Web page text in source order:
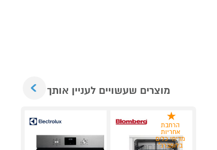
מוצרים שעשויים לעניין אותך
הרחבת
אחריות
מדיחי כלים
בלומברג*